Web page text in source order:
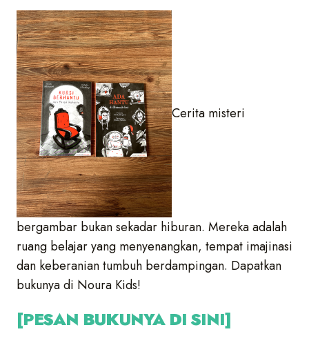
Cerita misteri
bergambar bukan sekadar hiburan. Mereka adalah
ruang belajar yang menyenangkan, tempat imajinasi
dan keberanian tumbuh berdampingan. Dapatkan
bukunya di Noura Kids!
[PESAN BUKUNYA DI SINI]